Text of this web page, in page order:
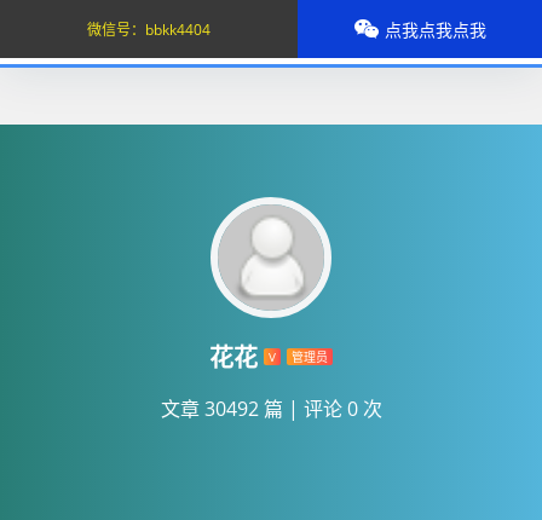
花花 V 管理员
文章 30492 篇 | 评论 0 次
微信号： bbkk4404 点我点我点我